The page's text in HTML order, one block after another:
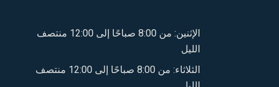
الإثنين: من 8:00 صباحًا إلى 12:00 منتصف
الليل
الثلاثاء: من 8:00 صباحًا إلى 12:00 منتصف